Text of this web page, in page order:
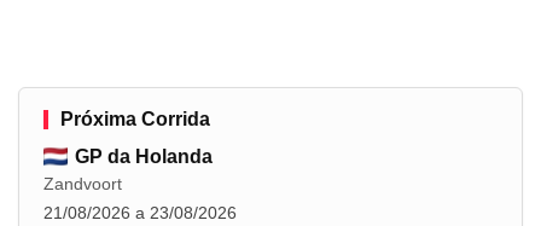
Próxima Corrida
GP da Holanda
Zandvoort
21/08/2026 a 23/08/2026